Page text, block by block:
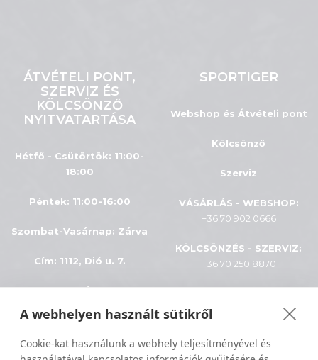
ÁTVÉTELI PONT,
SZERVIZ ÉS
KÖLCSÖNZŐ
NYITVATARTÁSA
Hétfő - Csütörtök: 11:00-
18:00
Péntek: 11:00-16:00
Szombat-Vasárnap: Zárva
Cím: 1112, Dió u. 7.
SPORTIGER
Webshop és Átvételi pont
Kölcsönző
Szerviz
VÁSÁRLÁS - WEBSHOP:
+36 70 902 0666
KÖLCSÖNZÉS - SZERVIZ:
+36 70 250 8870
Minden jog fenntartva © 2024
A webhelyen használt sütikről
Cookie-kat használunk a webhely teljesítményével és